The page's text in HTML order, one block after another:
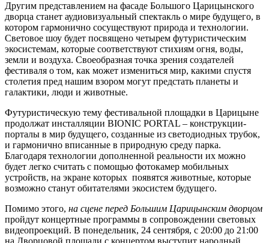
Другим представлением на фасаде Большого Царицынского
дворца станет аудиовизуальный спектакль о мире будущего, в
котором гармонично сосуществуют природа и технологии.
Световое шоу будет посвящено четырем футуристическим
экосистемам, которые соответствуют стихиям огня, воды,
земли и воздуха. Своеобразная точка зрения создателей
фестиваля о том, как может измениться мир, какими спустя
столетия пред нашим взором могут предстать планеты и
галактики, люди и животные.
Футуристическую тему фестивальной площадки в Царицыне
продолжат инсталляции BIONIC PORTAL – конструкции-
порталы в мир будущего, созданные из светодиодных трубок,
и гармонично вписанные в природную среду парка.
Благодаря технологии дополненной реальности их можно
будет легко считать с помощью фотокамер мобильных
устройств, на экране которых появятся животные, которые
возможно станут обитателями экосистем будущего.
Помимо этого, на сцене перед Большим Царицынским дворцом
пройдут концертные программы в сопровождении световых
видеопроекций. В понедельник, 24 сентября, с 20:00 до 21:00